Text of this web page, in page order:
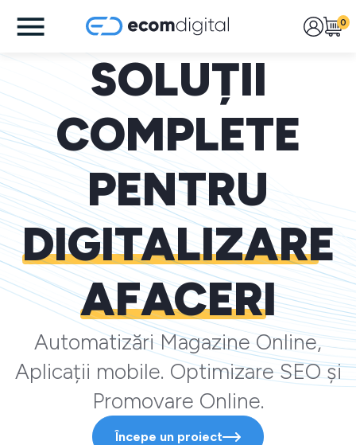
0
SOLUȚII
COMPLETE
PENTRU
DIGITALIZARE
AFACERI
Automatizări Magazine Online,
Aplicații mobile. Optimizare SEO și
Promovare Online.
Începe un proiect